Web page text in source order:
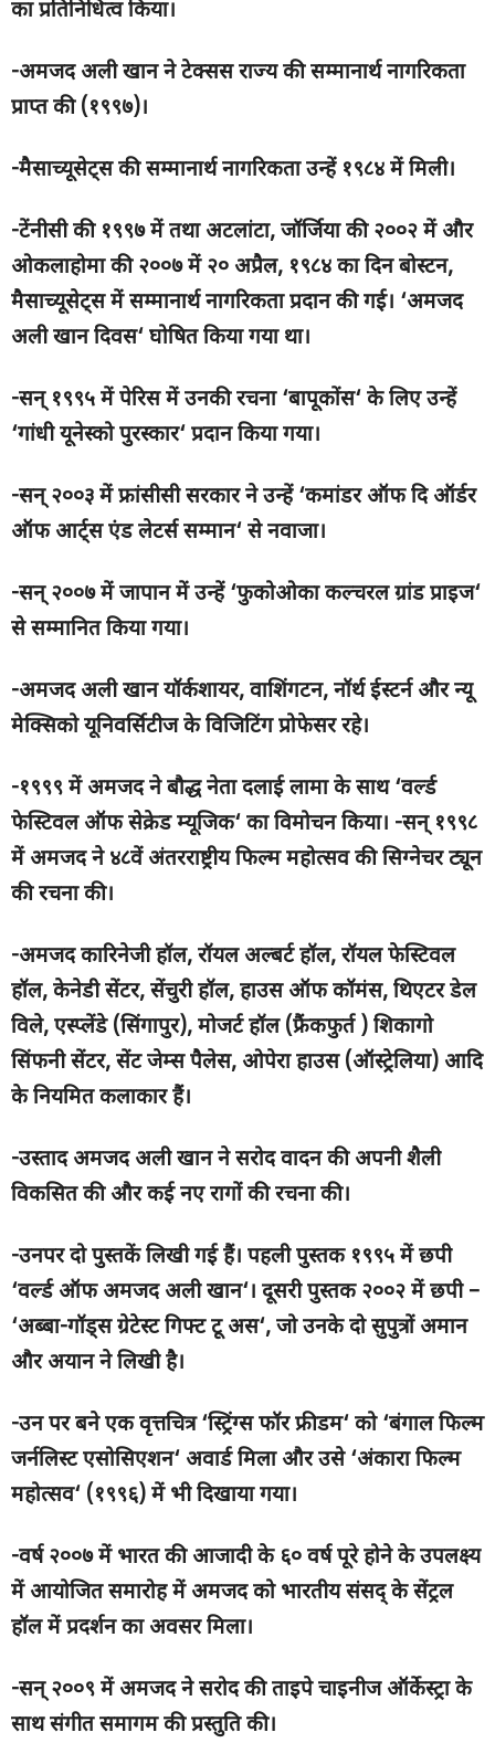
का प्रतिनिधित्व किया।
-अमजद अली खान ने टेक्सस राज्य की सम्मानार्थ नागरिकता
प्राप्त की (१९९७)।
-मैसाच्यूसेट्स की सम्मानार्थ नागरिकता उन्हें १९८४ में मिली।
-टेंनीसी की १९९७ में तथा अटलांटा, जॉर्जिया की २००२ में और
ओकलाहोमा की २००७ में २० अप्रैल, १९८४ का दिन बोस्टन,
मैसाच्यूसेट्स में सम्मानार्थ नागरिकता प्रदान की गई। ‘अमजद
अली खान दिवस‘ घोषित किया गया था।
-सन् १९९५ में पेरिस में उनकी रचना ‘बापूकोंस‘ के लिए उन्हें
‘गांधी यूनेस्को पुरस्कार‘ प्रदान किया गया।
-सन् २००३ में फ्रांसीसी सरकार ने उन्हें ‘कमांडर ऑफ दि ऑर्डर
ऑफ आर्ट्स एंड लेटर्स सम्मान‘ से नवाजा।
-सन् २००७ में जापान में उन्हें ‘फुकोओका कल्चरल ग्रांड प्राइज‘
से सम्मानित किया गया।
-अमजद अली खान यॉर्कशायर, वाशिंगटन, नॉर्थ ईस्टर्न और न्यू
मेक्सिको यूनिवर्सिटीज के विजिटिंग प्रोफेसर रहे।
-१९९९ में अमजद ने बौद्ध नेता दलाई लामा के साथ ‘वर्ल्ड
फेस्टिवल ऑफ सेक्रेड म्यूजिक‘ का विमोचन किया। -सन् १९९८
में अमजद ने ४८वें अंतरराष्ट्रीय फिल्म महोत्सव की सिग्नेचर ट्यून
की रचना की।
-अमजद कारिनेजी हॉल, रॉयल अल्बर्ट हॉल, रॉयल फेस्टिवल
हॉल, केनेडी सेंटर, सेंचुरी हॉल, हाउस ऑफ कॉमंस, थिएटर डेल
विले, एस्प्लेंडे (सिंगापुर), मोजर्ट हॉल (फ्रैंकफुर्त ) शिकागो
सिंफनी सेंटर, सेंट जेम्स पैलेस, ओपेरा हाउस (ऑस्ट्रेलिया) आदि
के नियमित कलाकार हैं।
-उस्ताद अमजद अली खान ने सरोद वादन की अपनी शैली
विकसित की और कई नए रागों की रचना की।
-उनपर दो पुस्तकें लिखी गई हैं। पहली पुस्तक १९९५ में छपी
‘वर्ल्ड ऑफ अमजद अली खान‘। दूसरी पुस्तक २००२ में छपी –
‘अब्बा-गॉड्स ग्रेटेस्ट गिफ्ट टू अस‘, जो उनके दो सुपुत्रों अमान
और अयान ने लिखी है।
-उन पर बने एक वृत्तचित्र‘स्ट्रिंग्स फॉर फ्रीडम‘ को ‘बंगाल फिल्म
जर्नलिस्ट एसोसिएशन‘ अवार्ड मिला और उसे ‘अंकारा फिल्म
महोत्सव‘ (१९९६) में भी दिखाया गया।
-वर्ष २००७ में भारत की आजादी के ६० वर्ष पूरे होने के उपलक्ष्य
में आयोजित समारोह में अमजद को भारतीय संसद् के सेंट्रल
हॉल में प्रदर्शन का अवसर मिला।
-सन्२००९ में अमजद ने सरोद की ताइपे चाइनीज ऑर्केस्ट्रा के
साथ संगीत समागम की प्रस्तुति की।